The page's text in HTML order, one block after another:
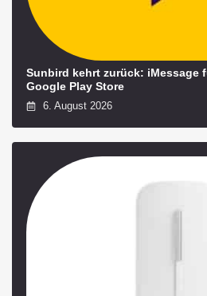
Sunbird kehrt zurück: iMessage
Google Play Store
6. August 2026